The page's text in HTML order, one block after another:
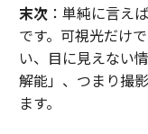
末次：単純に言え
です。可視光だけ
い、目に見えない
解能」、つまり撮
ます。